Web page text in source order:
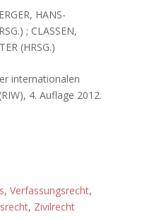
HANS-
; CLASSEN,
(HRSG.)
internationalen
4. Auflage 2012.
, Verfassungsrecht,
, Zivilrecht